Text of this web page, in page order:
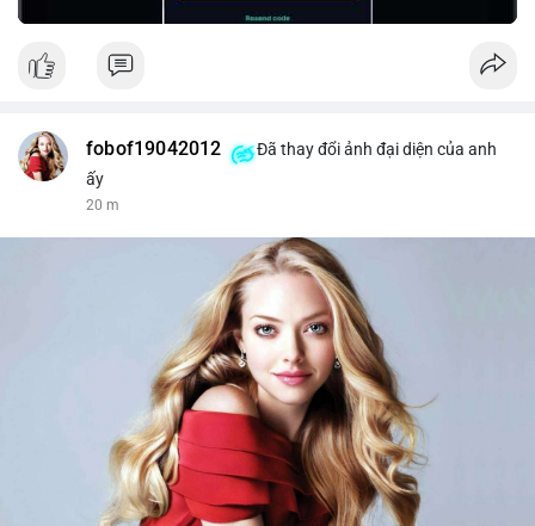
fobof19042012
Đã thay đổi ảnh đại diện của anh
ấy
20 m